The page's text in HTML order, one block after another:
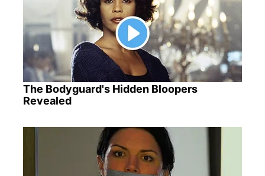
The Bodyguard's Hidden Bloopers
Revealed